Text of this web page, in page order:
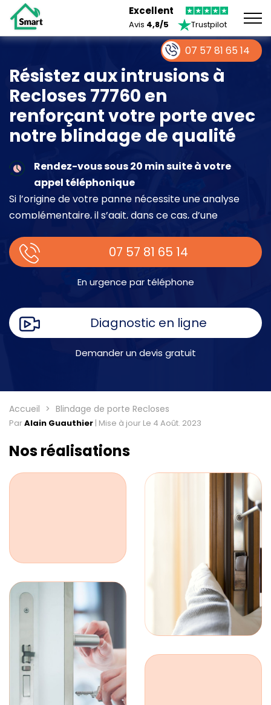
Excellent
Avis 4,8/5 Trustpilot
Résistez aux intrusions à
Recloses 77760 en
renforçant votre porte avec
notre blindage de qualité
Rendez-vous sous 20 min suite à votre
appel téléphonique
Si l’origine de votre panne nécessite une analyse
complémentaire, il s’agit, dans ce cas, d’une
place.
07 57 81 65 14
En urgence par téléphone
Diagnostic en ligne
Demander un devis gratuit
Accueil Blindage de porte Recloses
ParAlain Guauthier | Mise à jour Le 4 Août. 2023
Nos réalisations
07 57 81 65 14